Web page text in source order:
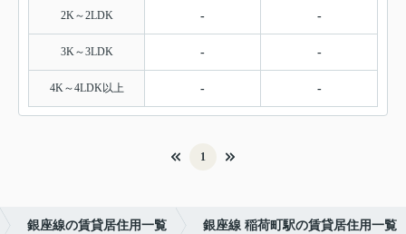
2K～2LDK - -
3K～3LDK - -
4K～4LDK以上 - -
1
銀座線の賃貸居住用一覧 銀座線 稲荷町駅の賃貸居住用一覧